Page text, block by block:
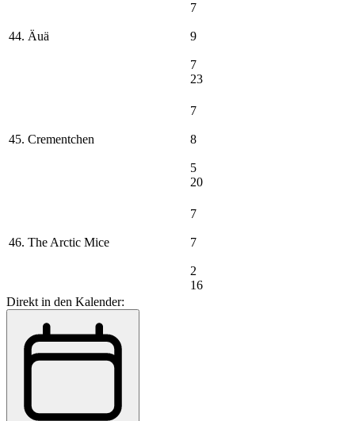
44. Äuä
7
9
7
23
45. Crementchen
7
8
5
20
46. The Arctic Mice
7
7
2
16
Direkt in den Kalender: